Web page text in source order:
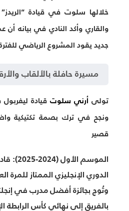
خلالها سلوت في قيادة
والقاري وأكد النادي في بيانه
جديد يقود المشروع الرياضي
مسيرة حافلة بالألقاب
تولى أرني سلوت
ونجح في ترك بصمة تكتيكية
قصير
الموسم الأول (2024-2025):
الدوري الإنجليزي الممتاز للمرة
وتُوج بجائزة أفضل مدرب في
بالفريق إلى نهائي كأس الرابطة